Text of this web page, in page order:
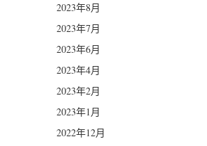
2023年8月
2023年7月
2023年6月
2023年4月
2023年2月
2023年1月
2022年12月